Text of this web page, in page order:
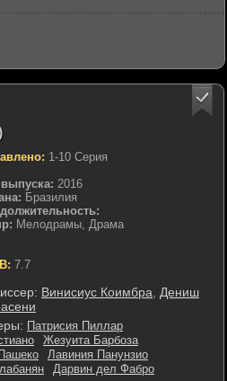
1-10 Серия
выпуска: 2016
Бразилия
Мелодрамы, Драма
7.7
Винисиус Коимбра
Дениш
Патрисия Пиллар
Жезуита Барбоза
Лавиния Панунзио
Дарвин дел Фабро